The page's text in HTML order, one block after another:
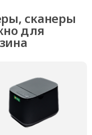
сканеры
для